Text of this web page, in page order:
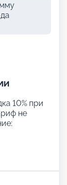
10% при
не